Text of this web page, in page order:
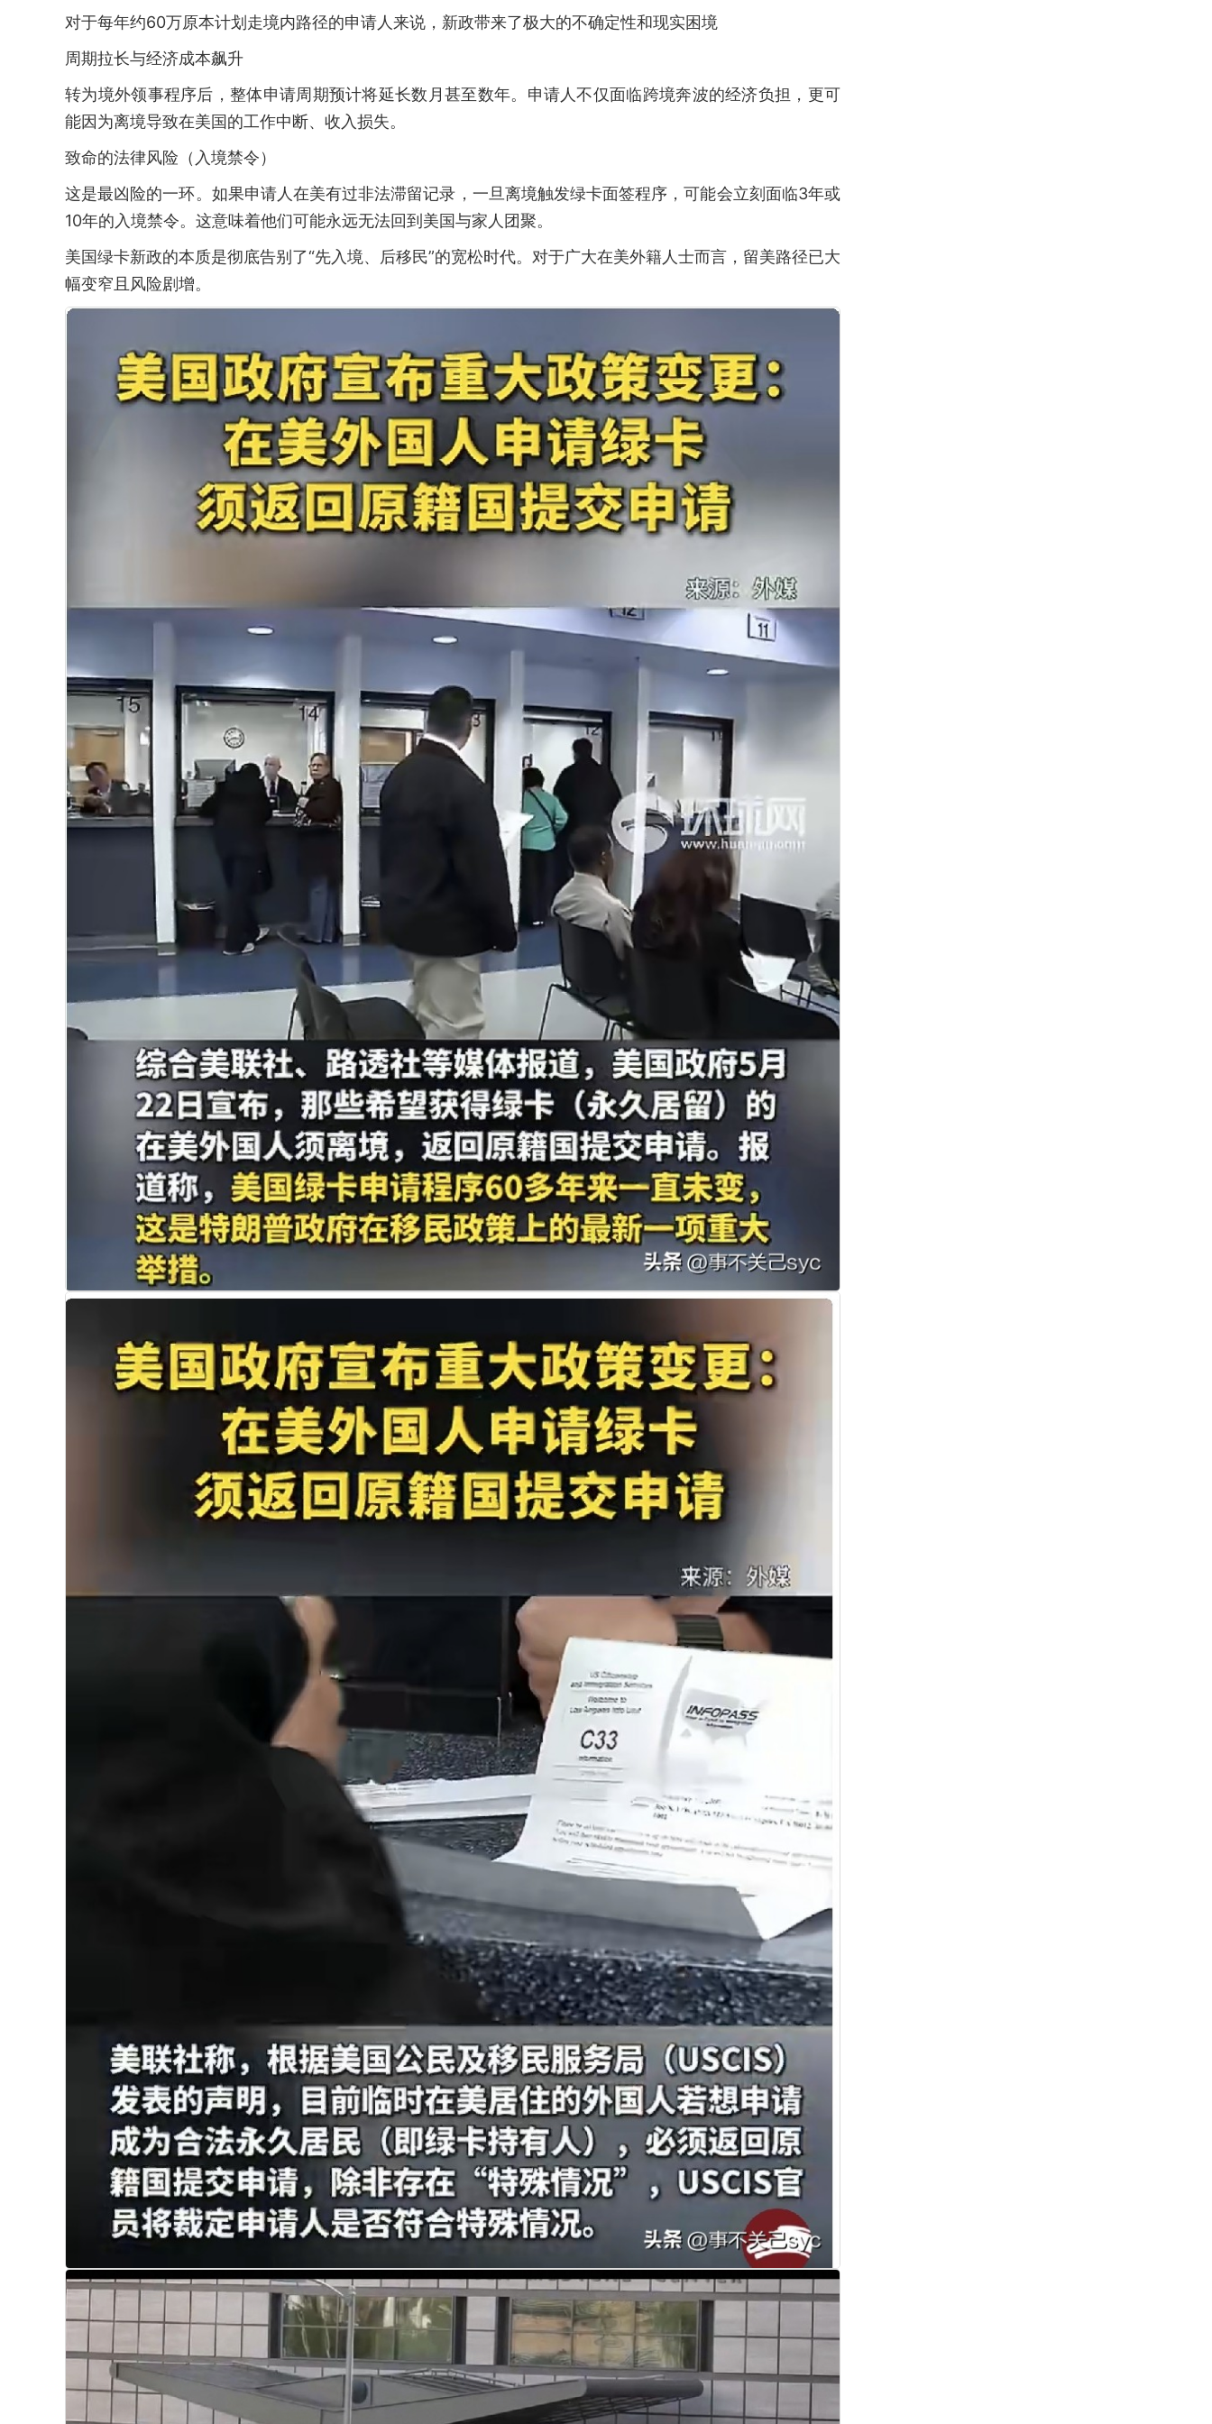
对于每年约60万原本计划走境内路径的申请人来说，新政带来了极大的不确定性和现实困境
周期拉长与经济成本飙升
转为境外领事程序后，整体申请周期预计将延长数月甚至数年。申请人不仅面临跨境奔波的经济负担，更可
能因为离境导致在美国的工作中断、收入损失。
致命的法律风险（入境禁令）
这是最凶险的一环。如果申请人在美有过非法滞留记录，一旦离境触发绿卡面签程序，可能会立刻面临3年或
10年的入境禁令。这意味着他们可能永远无法回到美国与家人团聚。
美国绿卡新政的本质是彻底告别了“先入境、后移民”的宽松时代。对于广大在美外籍人士而言，留美路径已大
幅变窄且风险剧增。